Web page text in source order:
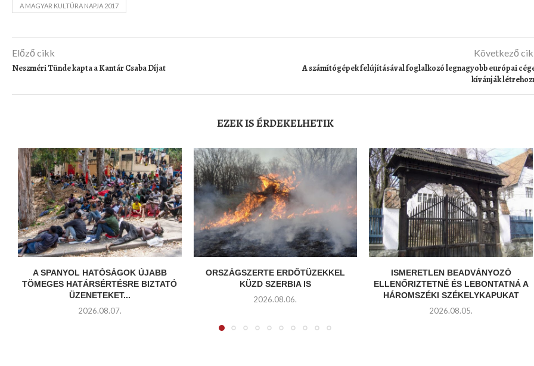
A MAGYAR KULTÚRA NAPJA 2017
Előző cikk
Neszméri Tünde kapta a Kantár Csaba Díjat
Következő
A számítógépek felújításával foglalkozó legnagyobb európai
kívánják
EZEK IS ÉRDEKELHETIK
A SPANYOL HATÓSÁGOK ÚJABB
TÖMEGES HATÁRSÉRTÉSRE BIZTATÓ
ÜZENETEKET...
2026.08.07.
ORSZÁGSZERTE ERDŐTÜZEKKEL
KÜZD SZERBIA IS
2026.08.06.
ISMERETLEN BEADVÁNYOZÓ
ELLENŐRIZTETNÉ ÉS LEBONTATNÁ A
HÁROMSZÉKI SZÉKELYKAPUKAT
2026.08.05.